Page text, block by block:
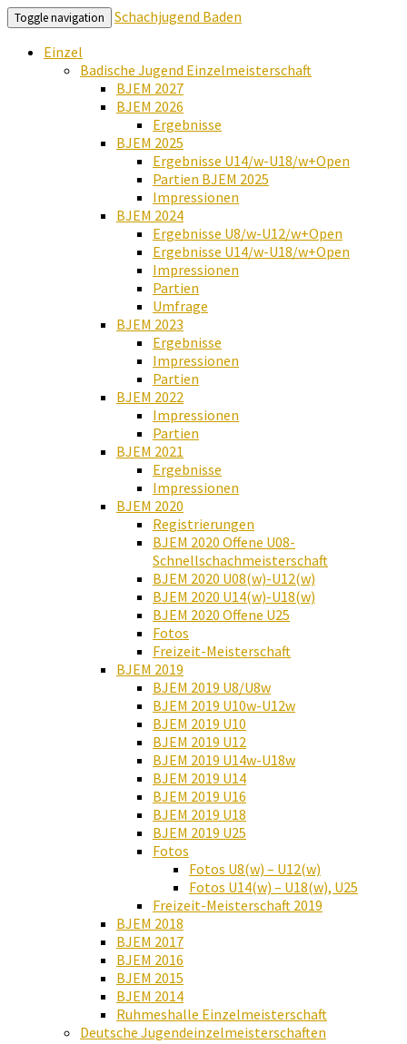
Toggle navigation
Schachjugend Baden
Einzel
Badische Jugend Einzelmeisterschaft
BJEM 2027
BJEM 2026
Ergebnisse
BJEM 2025
Ergebnisse U14/w-U18/w+Open
Partien BJEM 2025
Impressionen
BJEM 2024
Ergebnisse U8/w-U12/w+Open
Ergebnisse U14/w-U18/w+Open
Impressionen
Partien
Umfrage
BJEM 2023
Ergebnisse
Impressionen
Partien
BJEM 2022
Impressionen
Partien
BJEM 2021
Ergebnisse
Impressionen
BJEM 2020
Registrierungen
BJEM 2020 Offene U08-
Schnellschachmeisterschaft
BJEM 2020 U08(w)-U12(w)
BJEM 2020 U14(w)-U18(w)
BJEM 2020 Offene U25
Fotos
Freizeit-Meisterschaft
BJEM 2019
BJEM 2019 U8/U8w
BJEM 2019 U10w-U12w
BJEM 2019 U10
BJEM 2019 U12
BJEM 2019 U14w-U18w
BJEM 2019 U14
BJEM 2019 U16
BJEM 2019 U18
BJEM 2019 U25
Fotos
Fotos U8(w) – U12(w)
Fotos U14(w) – U18(w), U25
Freizeit-Meisterschaft 2019
BJEM 2018
BJEM 2017
BJEM 2016
BJEM 2015
BJEM 2014
Ruhmeshalle Einzelmeisterschaft
Deutsche Jugendeinzelmeisterschaften